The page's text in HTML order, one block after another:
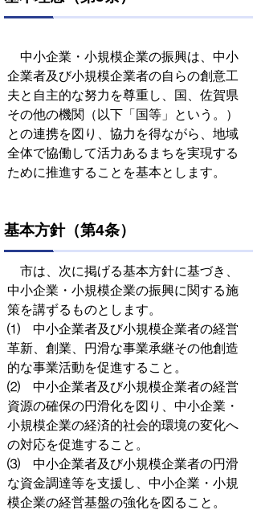
中小企業・小規模企業の振興は、中小
企業者及び小規模企業者の自らの創意工
夫と自主的な努力を尊重し、国、佐賀県
その他の機関（以下「国等」という。）
との連携を図り、協力を得ながら、地域
全体で協働して活力あるまちを実現する
ために推進することを基本とします。
基本方針（第4条）
市は、次に掲げる基本方針に基づき、
中小企業・小規模企業の振興に関する施
策を講ずるものとします。
⑴ 中小企業者及び小規模企業者の経営
革新、創業、円滑な事業承継その他創造
的な事業活動を促進すること。
⑵ 中小企業者及び小規模企業者の経営
資源の確保の円滑化を図り、中小企業・
小規模企業の経済的社会的環境の変化へ
の対応を促進すること。
⑶ 中小企業者及び小規模企業者の円滑
な資金調達等を支援し、中小企業・小規
模企業の経営基盤の強化を図ること。